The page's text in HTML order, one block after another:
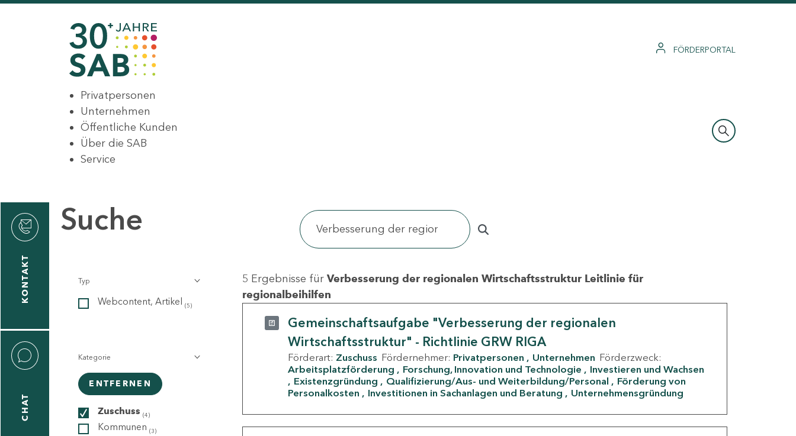
FÖRDERPORTAL
Privatpersonen
Unternehmen
Öffentliche Kunden
Über die SAB
Service
KONTAKT
CHAT
Suche
Typ
Webcontent, Artikel (5)
Kategorie
ENTFERNEN
Zuschuss (4)
Kommunen (3)
5 Ergebnisse für Verbesserung der regionalen Wirtschaftsstruktur Leitlinie für
regionalbeihilfen
Gemeinschaftsaufgabe "Verbesserung der regionalen
Wirtschaftsstruktur" - Richtlinie GRW RIGA
Förderart: Zuschuss Fördernehmer: Privatpersonen Unternehmen Förderzweck:
Arbeitsplatzförderung
Forschung, Innovation und Technologie
Investieren und Wachsen
Existenzgründung
Qualifizierung/Aus- und Weiterbildung/Personal
Förderung von
Personalkosten
Investitionen in Sachanlagen und Beratung Unternehmensgründung